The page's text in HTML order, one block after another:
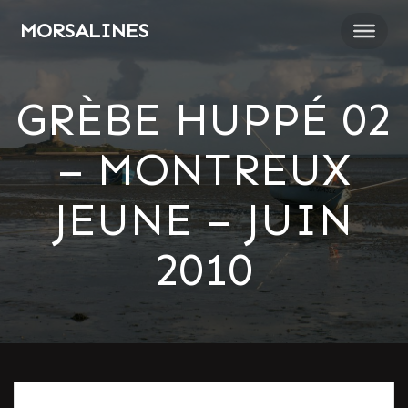
MORSALINES
GRÈBE HUPPÉ 02
– MONTREUX
JEUNE – JUIN
2010